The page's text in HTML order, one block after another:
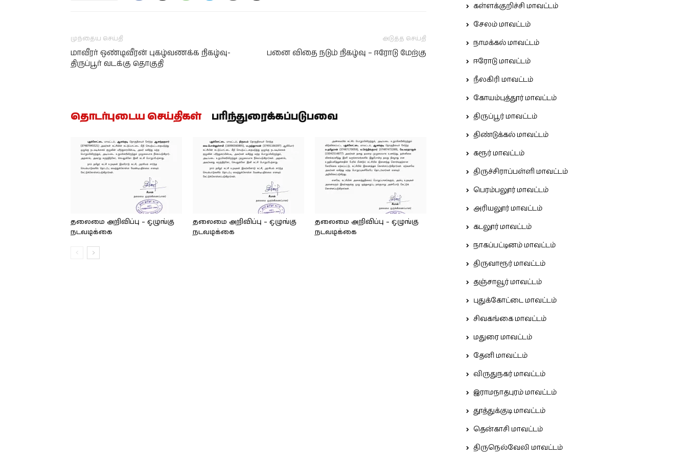
முந்தைய செய்தி
மாவீரர் ஒண்டிவீரன் புகழ்வணக்க நிகழ்வு-
திருப்பூர் வடக்கு தொகுதி
அடுத்த செய்தி
பனை விதை நடும் நிகழ்வு – ஈரோடு மேற்கு
தொடர்புடைய செய்திகள் பரிந்துரைக்கப்படுபவை
தலைமை அறிவிப்பு – ஒழுங்கு
நடவடிக்கை
தலைமை அறிவிப்பு – ஒழுங்கு
நடவடிக்கை
தலைமை அறிவிப்பு – ஒழுங்கு
நடவடிக்கை
கள்ளக்குறிச்சி மாவட்டம்
சேலம் மாவட்டம்
நாமக்கல் மாவட்டம்
ஈரோடு மாவட்டம்
நீலகிரி மாவட்டம்
கோயம்புத்தூர் மாவட்டம்
திருப்பூர் மாவட்டம்
திண்டுக்கல் மாவட்டம்
கரூர் மாவட்டம்
திருச்சிராப்பள்ளி மாவட்டம்
பெரம்பலூர் மாவட்டம்
அரியலூர் மாவட்டம்
கடலூர் மாவட்டம்
நாகப்பட்டினம் மாவட்டம்
திருவாரூர் மாவட்டம்
தஞ்சாவூர் மாவட்டம்
புதுக்கோட்டை மாவட்டம்
சிவகங்கை மாவட்டம்
மதுரை மாவட்டம்
தேனி மாவட்டம்
விருதுநகர் மாவட்டம்
இராமநாதபுரம் மாவட்டம்
தூத்துக்குடி மாவட்டம்
தென்காசி மாவட்டம்
திருநெல்வேலி மாவட்டம்